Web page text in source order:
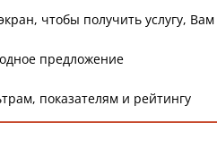
чтобы получить услугу,
предложение
показателям и рейтингу